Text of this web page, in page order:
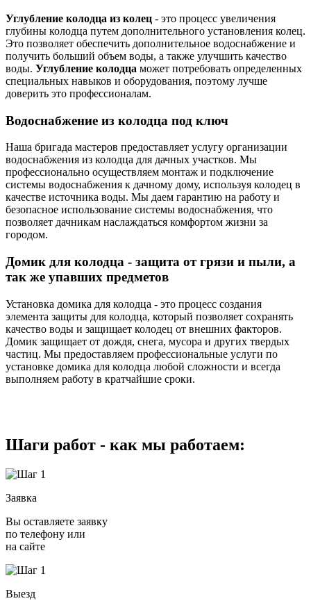
Углубление колодца из колец - это процесс увеличения
глубины колодца путем дополнительного установления колец.
Это позволяет обеспечить дополнительное водоснабжение и
получить больший объем воды, а также улучшить качество
воды. Углубление колодца может потребовать определенных
специальных навыков и оборудования, поэтому лучше
доверить это профессионалам.
Водоснабжение из колодца под ключ
Наша бригада мастеров предоставляет услугу организации
водоснабжения из колодца для дачных участков. Мы
профессионально осуществляем монтаж и подключение
системы водоснабжения к дачному дому, используя колодец в
качестве источника воды. Мы даем гарантию на работу и
безопасное использование системы водоснабжения, что
позволяет дачникам наслаждаться комфортом жизни за
городом.
Домик для колодца - защита от грязи и пыли, а
так же упавших предметов
Установка домика для колодца - это процесс создания
элемента защиты для колодца, который позволяет сохранять
качество воды и защищает колодец от внешних факторов.
Домик защищает от дождя, снега, мусора и других твердых
частиц. Мы предоставляем профессиональные услуги по
установке домика для колодца любой сложности и всегда
выполняем работу в кратчайшие сроки.
Шаги работ - как мы работаем:
Заявка
Вы оставляете заявку
по телефону или
на сайте
Выезд